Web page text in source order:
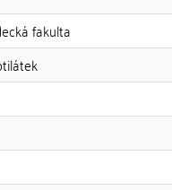
fakulta